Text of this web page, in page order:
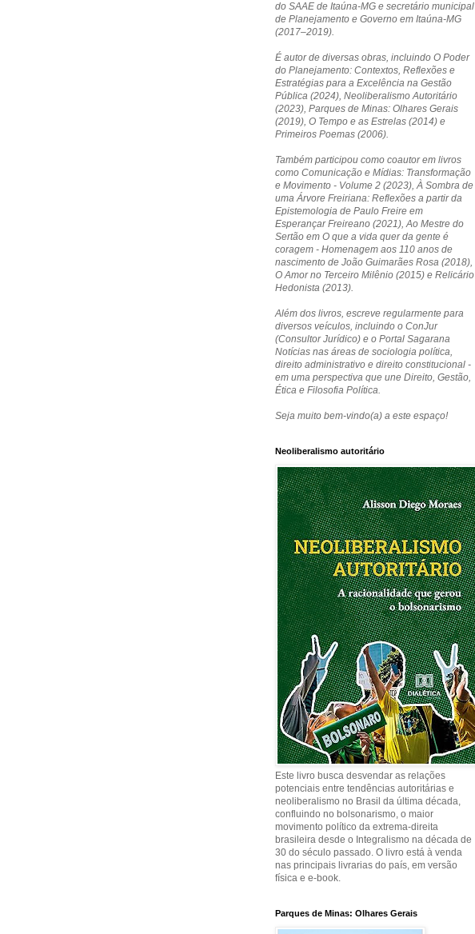
do SAAE de Itaúna-MG e secretário municipal
de Planejamento e Governo em Itaúna-MG
(2017–2019).
É autor de diversas obras, incluindo O Poder
do Planejamento: Contextos, Reflexões e
Estratégias para a Excelência na Gestão
Pública (2024), Neoliberalismo Autoritário
(2023), Parques de Minas: Olhares Gerais
(2019), O Tempo e as Estrelas (2014) e
Primeiros Poemas (2006).
Também participou como coautor em livros
como Comunicação e Mídias: Transformação
e Movimento - Volume 2 (2023), À Sombra de
uma Árvore Freiriana: Reflexões a partir da
Epistemologia de Paulo Freire em
Esperançar Freireano (2021), Ao Mestre do
Sertão em O que a vida quer da gente é
coragem - Homenagem aos 110 anos de
nascimento de João Guimarães Rosa (2018),
O Amor no Terceiro Milênio (2015) e Relicário
Hedonista (2013).
Além dos livros, escreve regularmente para
diversos veículos, incluindo o ConJur
(Consultor Jurídico) e o Portal Sagarana
Notícias nas áreas de sociologia política,
direito administrativo e direito constitucional -
em uma perspectiva que une Direito, Gestão,
Ética e Filosofia Política.
Seja muito bem-vindo(a) a este espaço!
Neoliberalismo autoritário
Este livro busca desvendar as relações
potenciais entre tendências autoritárias e
neoliberalismo no Brasil da última década,
confluindo no bolsonarismo, o maior
movimento político da extrema-direita
brasileira desde o Integralismo na década de
30 do século passado. O livro está à venda
nas principais livrarias do país, em versão
física e e-book.
Parques de Minas: Olhares Gerais